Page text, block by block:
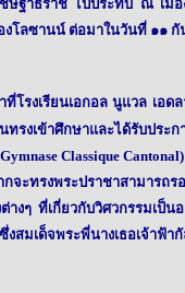
ฐาธิราช ไปประทับ ณ เมื
งโลซานน์ ต่อมาในวันที่ ๑๑
เรียนเอกอล นูแวล เอดล
รงเข้าศึกษาและได้รับประ
Classique
จะทรงพระปราชาสามาร
งๆ ที่เกี่ยวกับวิศวกรรมเป็น
สมเด็จพระพี่นางเธอเจ้า